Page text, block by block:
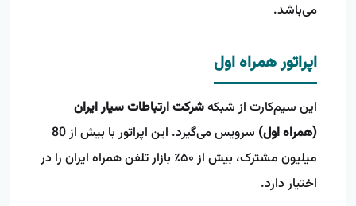
می‌باشد.
اپراتور همراه اول
این سیم‌کارت از شبکهشرکت ارتباطات سیار ایران
(همراه اول)
سرویس می‌گیرد. این اپراتور با بیش از 80
میلیون مشترک، بیش از ۵۰٪ بازار تلفن همراه ایران را در
اختیار دارد.